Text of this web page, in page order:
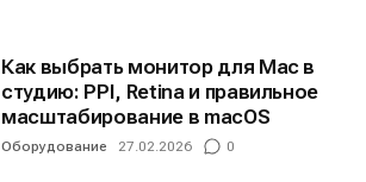
Как выбрать монитор для Mac в
студию: PPI, Retina и правильное
масштабирование в macOS
Оборудование 27.02.2026 0